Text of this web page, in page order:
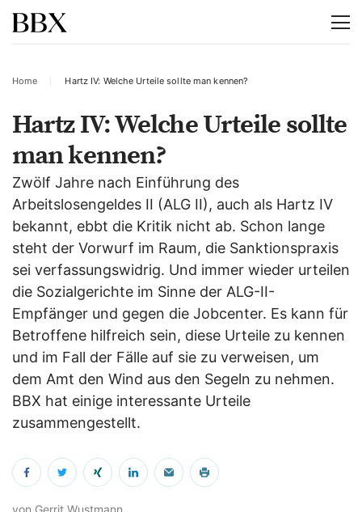
Home Hartz IV: Welche Urteile sollte man kennen?
Hartz IV: Welche Urteile sollte
man kennen?
Zwölf Jahre nach Einführung des
Arbeitslosengeldes II (ALG II), auch als Hartz IV
bekannt, ebbt die Kritik nicht ab. Schon lange
steht der Vorwurf im Raum, die Sanktionspraxis
sei verfassungswidrig. Und immer wieder urteilen
die Sozialgerichte im Sinne der ALG-II-
Empfänger und gegen die Jobcenter. Es kann für
Betroffene hilfreich sein, diese Urteile zu kennen
und im Fall der Fälle auf sie zu verweisen, um
dem Amt den Wind aus den Segeln zu nehmen.
BBX hat einige interessante Urteile
zusammengestellt.
von Gerrit Wustmann